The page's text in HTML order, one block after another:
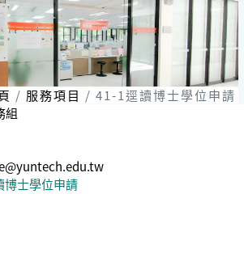
服務項目
41-1逕讀博士學位申請
組
博士學位申請